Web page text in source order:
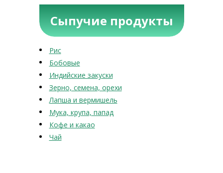
Сыпучие продукты
Рис
Бобовые
Индийские закуски
Зерно, семена, орехи
Лапша и вермишель
Мука, крупа, папад
Кофе и какао
Чай